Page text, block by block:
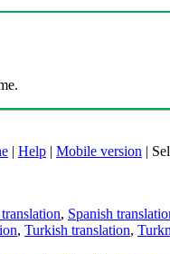
| Help | Mobile version |
, Spanish
, Turkish translation,